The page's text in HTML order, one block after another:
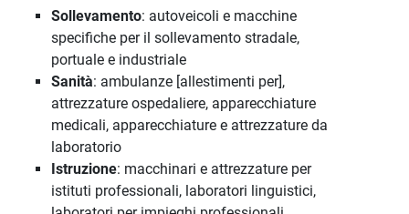
Sollevamento: autoveicoli e macchine
specifiche per il sollevamento stradale,
portuale e industriale
Sanità: ambulanze [allestimenti per],
attrezzature ospedaliere, apparecchiature
medicali, apparecchiature e attrezzature da
laboratorio
Istruzione: macchinari e attrezzature per
istituti professionali, laboratori linguistici,